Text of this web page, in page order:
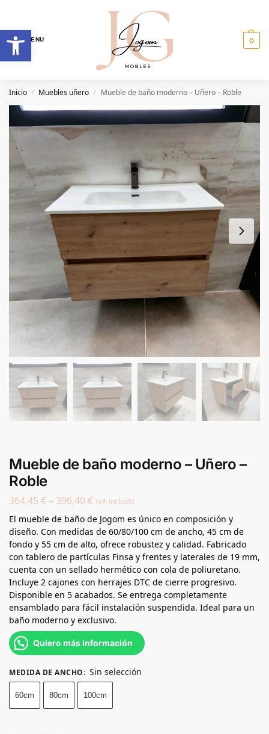
MENU 0
Inicio / Muebles uñero / Mueble de baño moderno – Uñero – Roble
Mueble de baño moderno – Uñero –
Roble
364,45 €– 396,40€ IVA incluido
El mueble de baño de Jogom es único en composición y
diseño. Con medidas de 60/80/100 cm de ancho, 45 cm de
fondo y 55 cm de alto, ofrece robustez y calidad. Fabricado
con tablero de partículas Finsa y frentes y laterales de 19 mm,
cuenta con un sellado hermético con cola de poliuretano.
Incluye 2 cajones con herrajes DTC de cierre progresivo.
Disponible en 5 acabados. Se entrega completamente
ensamblado para fácil instalación suspendida. Ideal para un
baño moderno y exclusivo.
Quiero más información
MEDIDA DE ANCHO: Sin selección
60cm 80cm 100cm